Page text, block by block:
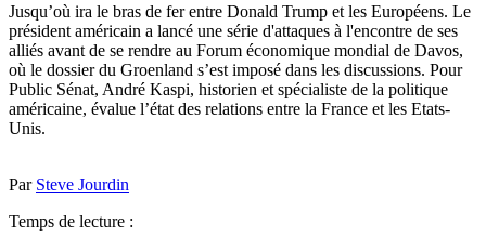
Jusqu’où ira le bras de fer entre Donald Trump et les Européens. Le
président américain a lancé une série d'attaques à l'encontre de ses
alliés avant de se rendre au Forum économique mondial de Davos,
où le dossier du Groenland s’est imposé dans les discussions. Pour
Public Sénat, André Kaspi, historien et spécialiste de la politique
américaine, évalue l’état des relations entre la France et les Etats-
Unis.
Par Steve Jourdin
Temps de lecture :